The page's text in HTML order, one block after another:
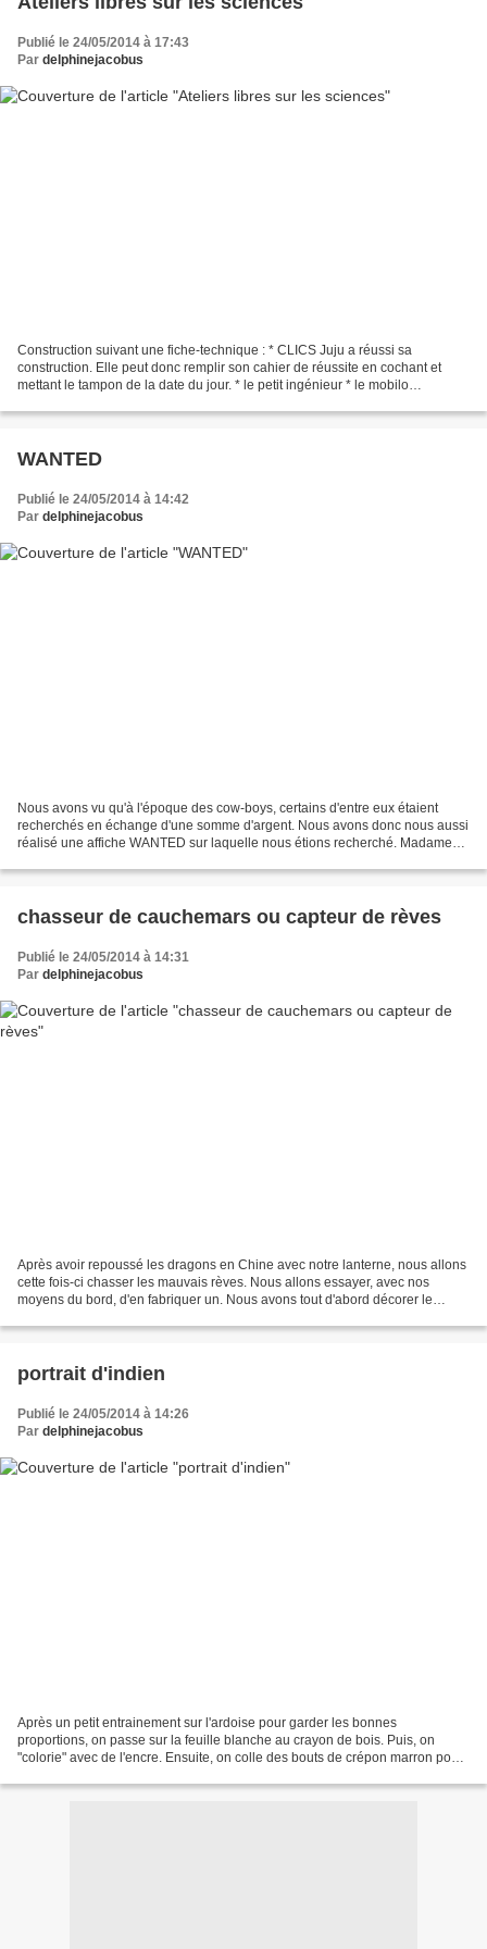
Publié le 24/05/2014 à 17:43
Par delphinejacobus
Construction suivant une fiche-technique : * CLICS Juju a réussi sa
construction. Elle peut donc remplir son cahier de réussite en cochant et
mettant le tampon de la date du jour. * le petit ingénieur * le mobilo
WANTED
Publié le 24/05/2014 à 14:42
Par delphinejacobus
Nous avons vu qu'à l'époque des cow-boys, certains d'entre eux étaient
recherchés en échange d'une somme d'argent. Nous avons donc nous aussi
réalisé une affiche WANTED sur laquelle nous étions recherché. Madame
chasseur de cauchemars ou capteur de rèves
Publié le 24/05/2014 à 14:31
Par delphinejacobus
Après avoir repoussé les dragons en Chine avec notre lanterne, nous allons
cette fois-ci chasser les mauvais rèves. Nous allons essayer, avec nos
moyens du bord, d'en fabriquer un. Nous avons tout d'abord décorer le
portrait d'indien
Publié le 24/05/2014 à 14:26
Par delphinejacobus
Après un petit entrainement sur l'ardoise pour garder les bonnes
proportions, on passe sur la feuille blanche au crayon de bois. Puis, on
"colorie" avec de l'encre. Ensuite, on colle des bouts de crépon marron pour